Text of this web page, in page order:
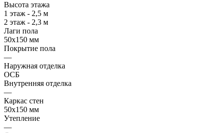
Высота этажа
1 этаж - 2,5 м
2 этаж - 2,3 м
Лаги пола
50х150 мм
Покрытие пола
—
Наружная отделка
ОСБ
Внутренняя отделка
—
Каркас стен
50х150 мм
Утепление
—